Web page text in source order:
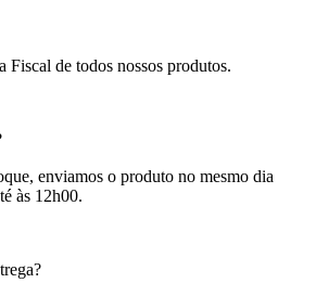
Fiscal de todos nossos produtos.
enviamos o produto no mesmo dia
às 12h00.